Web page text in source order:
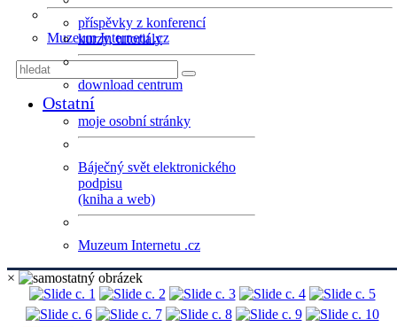
Muzeum Internetu .cz
příspěvky z konferencí
kurzy, tutoriály
download centrum
Ostatní
moje osobní stránky
Báječný svět elektronického
podpisu
(kniha a web)
Muzeum Internetu .cz
×